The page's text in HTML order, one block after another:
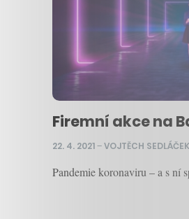
Firemní akce na
22. 4. 2021–VOJTĚCH SEDLÁČEK
Pandemie koronaviru – a s ní